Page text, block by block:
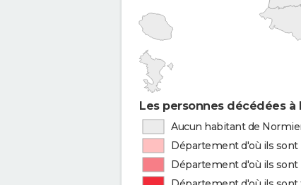
Les personnes décédées à
Aucun habitant de
Département d'où ils
Département d'où ils sont